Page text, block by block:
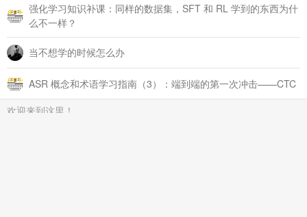
强化学习知识补课：同样的数据集，SFT 和 RL 学到的东西为什
么不一样？
当不想学的时候怎么办
ASR 概念和术语学习指南（3）：端到端的第一次冲击——CTC
欢迎来到这里！